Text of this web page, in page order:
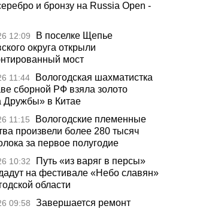
и бронзу на Russia Open -
12:09
В поселке Щепье
округа открыли
мост
11:44
Вологодская шахматистка
сборной РФ взяла золото
Дружбы» в Китае
11:15
Вологодские племенные
произвели более 280 тысяч
за первое полугодие
10:32
Путь «из варяг в персы»
на фестивале «Небо славян»
области
09:58
Завершается ремонт